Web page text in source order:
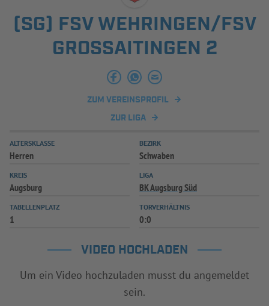
INFOTHEK SPIELPLUS
(SG) FSV WEHRINGEN/FSV
GROSSAITINGEN 2
ZUM VEREINSPROFIL
ZUR LIGA
ALTERSKLASSE
Herren
BEZIRK
Schwaben
KREIS
Augsburg
LIGA
BK Augsburg Süd
TABELLENPLATZ
1
TORVERHÄLTNIS
0:0
VIDEO HOCHLADEN
Um ein Video hochzuladen musst du angemeldet
sein.